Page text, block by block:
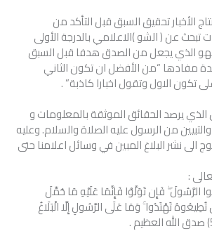
الأخبار تحقيق السبق قبل التأكد من
عن ( الشو )الاعلامي بالدرجة الأولى
فهو الذي يجعل من الصدق هدفا قبل السبق
مفادها “من الأفضل ان تكون الثاني
تكون الاول وتقول اخبارا كاذبة” .
الذي يرصد الحقائق الموثقة بالمعلومات و
من الرسول عليه الصلاة والسلام. وعليه
الى نشر البلاغ المبين في وسائل اعلامنا حتى
:
الرَّسُولَ ۖ فَإِن تَوَلَّوْا فَإِنَّمَا عَلَيْهِ مَا حُمِّلَ
تَهْتَدُوا ۚ وَمَا عَلَى الرَّسُولِ إِلَّا الْبَلَاغُ